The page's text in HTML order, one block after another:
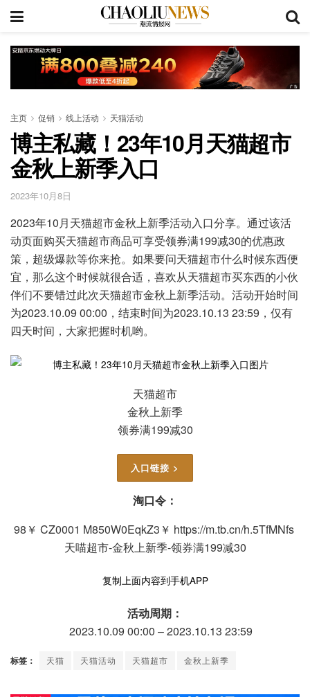
主页 促销 线上活动 天猫活动
博主私藏！23年10月天猫超市
金秋上新季入口
2023年10月8日
2023年10月天猫超市金秋上新季活动入口分享。通过该活
动页面购买天猫超市商品可享受领券满199减30的优惠政
策，超级爆款等你来抢。如果要问天猫超市什么时候东西便
宜，那么这个时候就很合适，喜欢从天猫超市买东西的小伙
伴们不要错过此次天猫超市金秋上新季活动。活动开始时间
为2023.10.09 00:00，结束时间为2023.10.13 23:59，仅有
四天时间，大家把握时机哟。
天猫超市
金秋上新季
领券满199减30
入口链接 >
淘口令：
98￥ CZ0001 M850W0EqkZ3￥ https://m.tb.cn/h.5TfMNfs
天喵超市-金秋上新季-领券满199减30
复制上面内容到手机APP
活动周期：
2023.10.09 00:00 – 2023.10.13 23:59
标签： 天猫 天猫活动 天猫超市 金秋上新季